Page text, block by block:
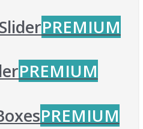
PREMIUM
PREMIUM
PREMIUM